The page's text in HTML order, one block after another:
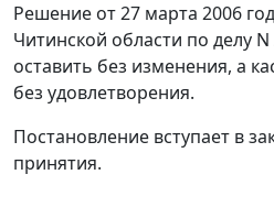
Решение от 27 марта 2006
Читинской области по делу
оставить без изменения, а
без удовлетворения.
Постановление вступает в
принятия.